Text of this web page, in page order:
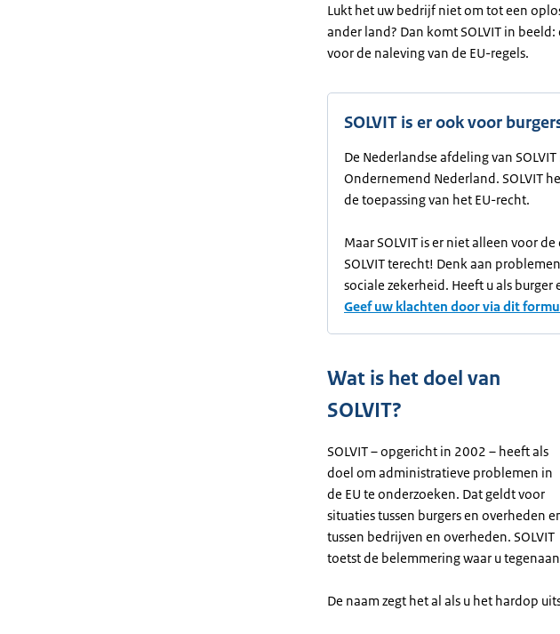
Lukt het uw bedrijf niet om tot een
ander land? Dan komt SOLVIT in
voor de naleving van de EU-regels.
SOLVIT is er ook voor
De Nederlandse afdeling van
Ondernemend Nederland. SOLVIT
de toepassing van het EU-recht.
Maar SOLVIT is er niet alleen voor
SOLVIT terecht! Denk aan
sociale zekerheid. Heeft u als burger
Geef uw klachten door via dit
Wat is het doel van
SOLVIT?
SOLVIT – opgericht in 2002 – heeft als
doel om administratieve problemen in
de EU te onderzoeken. Dat geldt voor
situaties tussen burgers en overheden
tussen bedrijven en overheden. SOLVIT
toetst de belemmering waar u
De naam zegt het al als u het hardop